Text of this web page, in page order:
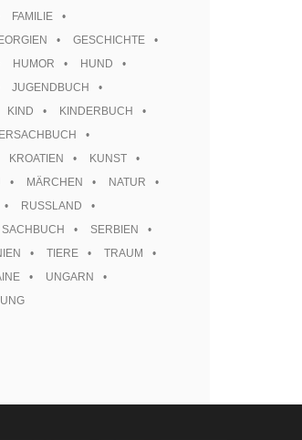
FAMILIE
GESCHICHTE
HUMOR
HUND
JUGENDBUCH
KIND
KINDERBUCH
KROATIEN
KUNST
MÄRCHEN
NATUR
RUSSLAND
SACHBUCH
SERBIEN
TIERE
TRAUM
UNGARN